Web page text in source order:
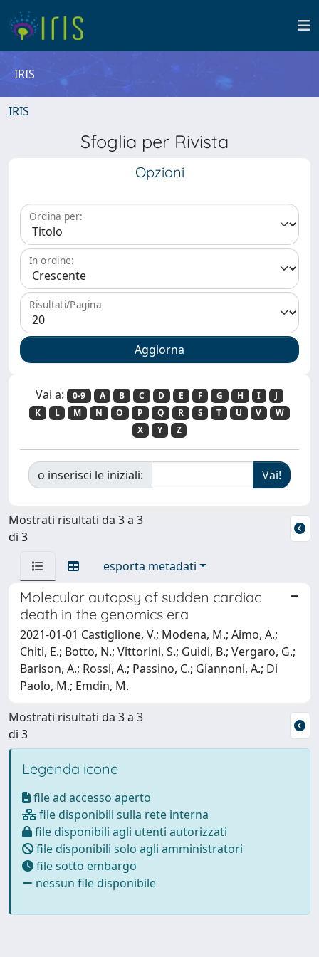
IRIS
IRIS
Sfoglia per Rivista
Opzioni
Ordina per:
In ordine:
Risultati/Pagina
Vai a: 0-9 A B C D E F G H I
J
K
L M N O P Q R S T U V
W
X
Y Z
o inserisci le iniziali:
Mostrati risultati da 3 a 3
di 3
esporta metadati
Molecular autopsy of sudden cardiac
death in the genomics era
2021-01-01 Castiglione, V.; Modena, M.; Aimo, A.;
Chiti, E.; Botto, N.; Vittorini, S.; Guidi, B.; Vergaro, G.;
Barison, A.; Rossi, A.; Passino, C.; Giannoni, A.; Di
Paolo, M.; Emdin, M.
Mostrati risultati da 3 a 3
di 3
Legenda icone
file ad accesso aperto
file disponibili sulla rete interna
file disponibili agli utenti autorizzati
file disponibili solo agli amministratori
file sotto embargo
nessun file disponibile